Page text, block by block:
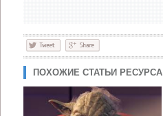
ПОХОЖИЕ СТАТЬИ РЕСУРСА